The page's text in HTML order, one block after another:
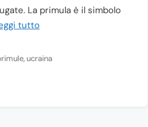
La primula è il simbolo
tutto
,ucraina